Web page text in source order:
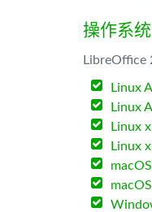
操作系统
LibreOffice
Linux
Linux
Linux
Linux